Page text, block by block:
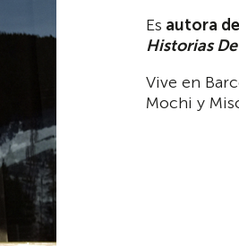
Es autora
Historias
Vive en
Mochi y